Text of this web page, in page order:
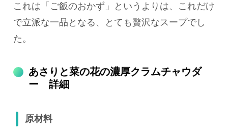
これは「ご飯のおかず」というよりは、これだけ
で立派な一品となる、とても贅沢なスープでし
た。
あさりと菜の花の濃厚クラムチャウダ
ー 詳細
原材料